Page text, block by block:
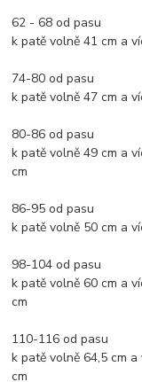
62 - 68 od pasu
k patě volně 41 cm a
74-80 od pasu
k patě volně 47 cm a
80-86 od pasu
k patě volně 49 cm a
cm
86-95 od pasu
k patě volně 50 cm a
98-104 od pasu
k patě volně 60 cm a
cm
110-116 od pasu
k patě volně 64,5 cm
cm